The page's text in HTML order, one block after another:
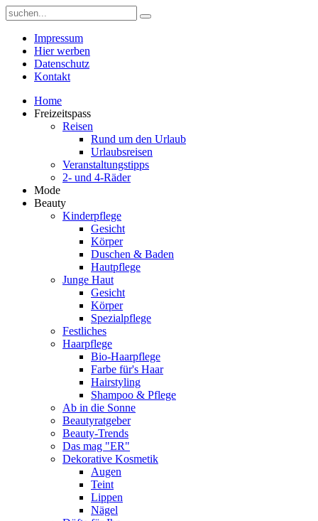
Impressum
Hier werben
Datenschutz
Kontakt
Home
Freizeitspass
Reisen
Rund um den Urlaub
Urlaubsreisen
Veranstaltungstipps
2- und 4-Räder
Mode
Beauty
Kinderpflege
Gesicht
Körper
Duschen & Baden
Hautpflege
Junge Haut
Gesicht
Körper
Spezialpflege
Festliches
Haarpflege
Bio-Haarpflege
Farbe für's Haar
Hairstyling
Shampoo & Pflege
Ab in die Sonne
Beautyratgeber
Beauty-Trends
Das mag "ER"
Dekorative Kosmetik
Augen
Teint
Lippen
Nägel